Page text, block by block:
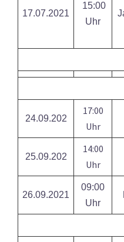
17.07.2021
15:00
Uhr
24.09.202
17:00
Uhr
25.09.202
14:00
Uhr
26.09.2021
09:00
Uhr